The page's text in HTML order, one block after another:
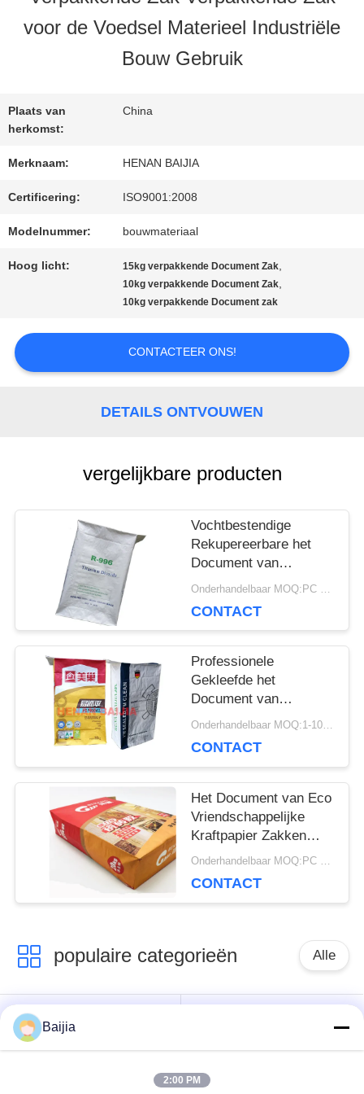
FABRIEKSREIS
KWALITEITSCONTROLE
CONTACTEER
ONS
NIEUWS
POLICY
voor de Voedsel Materieel Industriële
Bouw Gebruik
Plaats van
herkomst:
China
Merknaam: HENAN BAIJIA
Certificering: ISO9001:2008
Modelnummer: bouwmateriaal
Hoog licht: 15kg verpakkende Document Zak,
10kg verpakkende Document Zak,
10kg verpakkende Document zak
CONTACTEER ONS!
DETAILS ONTVOUWEN
vergelijkbare producten
Vochtbestendige
Rekupereerbare het
Document van
Multiwall Kraftpapier
Klantgerichte Geposte
Onderhandelbaar MOQ:PC 5000
CONTACT
Professionele
Gekleefde het
Document van
Klepmultiwall Zakken
Verzegelen drukken
Onderhandelbaar MOQ:1-10000 PC
CONTACT
Het Document van Eco
Vriendschappelijke
Kraftpapier Zakken
Chemische Materiële
Verpakking
Onderhandelbaar MOQ:PC 5000
CONTACT
populaire categorieën Alle
Het Document van
Multiwallkraftpapier
Zakken
Klepmultiwall Zakken
Baijia
2:00 PM